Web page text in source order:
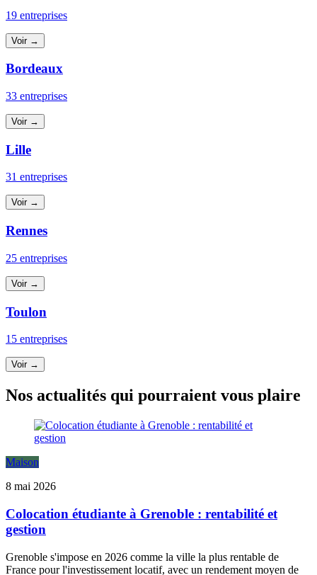
19 entreprises
Voir →
Bordeaux
33 entreprises
Voir →
Lille
31 entreprises
Voir →
Rennes
25 entreprises
Voir →
Toulon
15 entreprises
Voir →
Nos actualités qui pourraient vous plaire
Maison
8 mai 2026
Colocation étudiante à Grenoble : rentabilité et
gestion
Grenoble s'impose en 2026 comme la ville la plus rentable de
France pour l'investissement locatif, avec un rendement moyen de